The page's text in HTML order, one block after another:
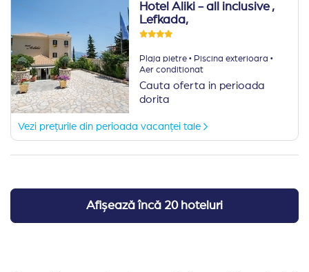
Hotel Aliki - all inclusive ,
Lefkada,
Plaja pietre ·Piscina exterioara ·
Aer conditionat
Cauta oferta in perioada
dorita
Vezi prețurile din perioada vacanței tale
Afișează încă 20 hoteluri